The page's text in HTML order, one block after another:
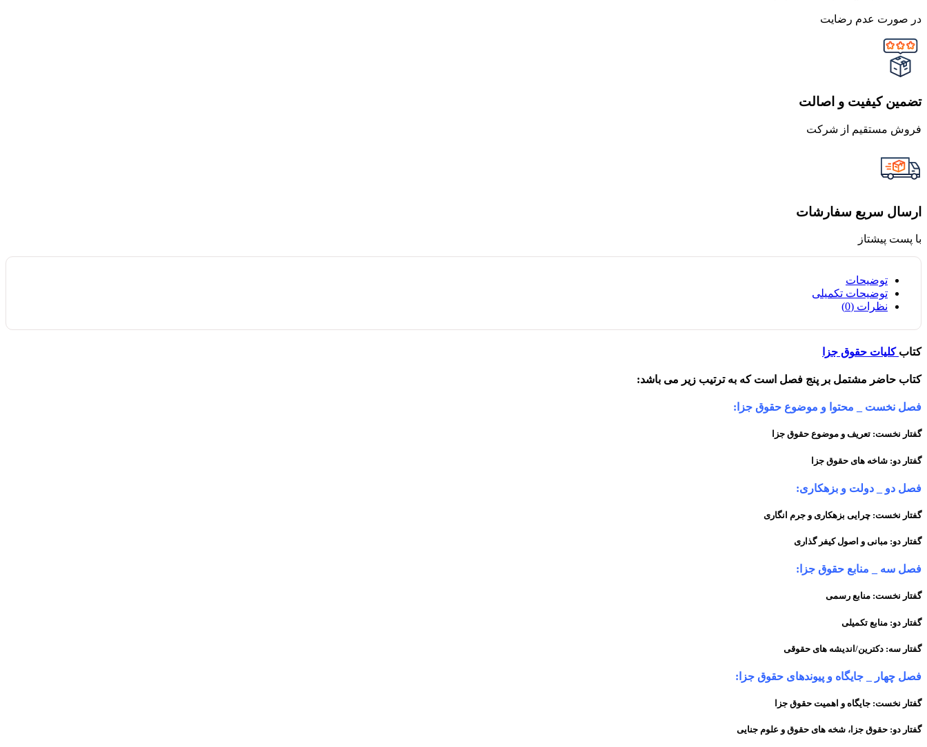
در صورت عدم رضایت
تضمین کیفیت و اصالت
فروش مستقیم از شرکت
ارسال سریع سفارشات
با پست پیشتاز
توضیحات
توضیحات تکمیلی
نظرات (0)
کتاب کلیات حقوق جزا
کتاب حاضر مشتمل بر پنج فصل است که به ترتیب زیر می باشد:
فصل نخست _ محتوا و موضوع حقوق جزا:
گفتار نخست: تعریف و موضوع حقوق جزا
گفتار دو: شاخه های حقوق جزا
فصل دو _ دولت و بزهکاری:
گفتار نخست: چرایی بزهکاری و جرم انگاری
گفتار دو: مبانی و اصول کیفر گذاری
فصل سه _ منابع حقوق جزا:
گفتار نخست: منابع رسمی
گفتار دو: منابع تکمیلی
گفتار سه: دکترین/اندیشه های حقوقی
فصل چهار _ جایگاه و پیوندهای حقوق جزا:
گفتار نخست: جایگاه و اهمیت حقوق جزا
گفتار دو: حقوق جزا، شخه های حقوق و علوم جنایی